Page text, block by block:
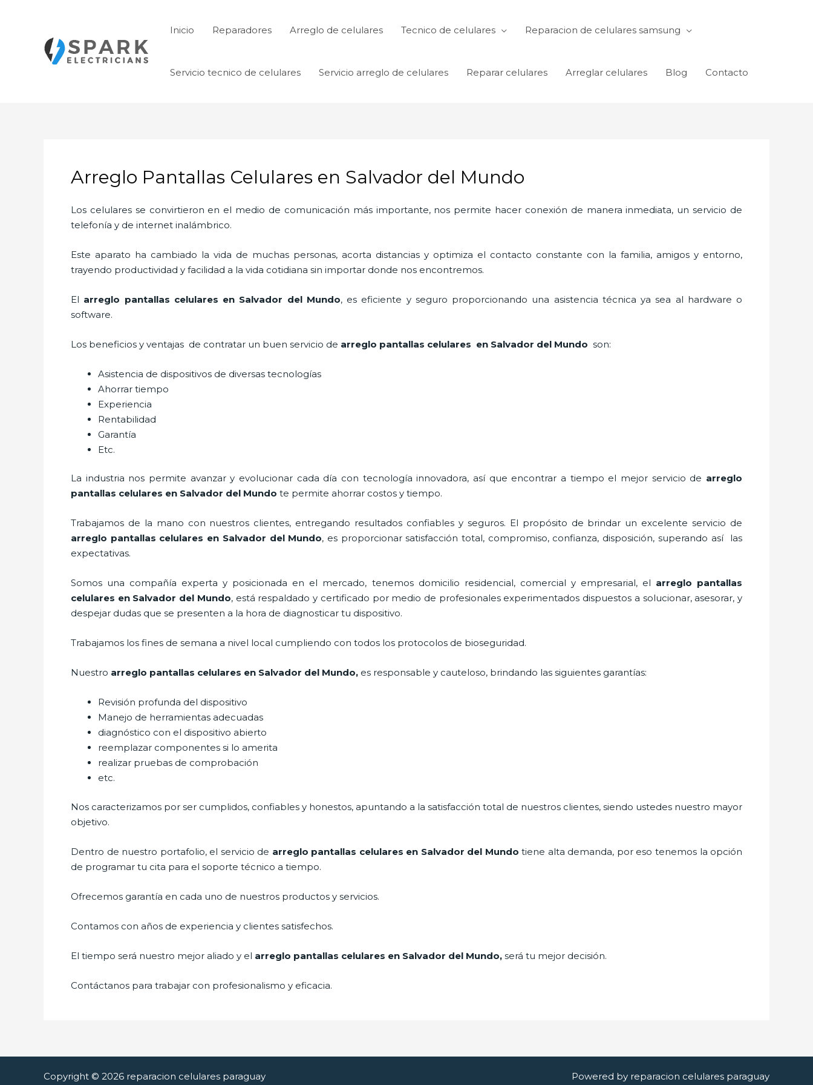
Inicio Reparadores Arreglo de celulares Tecnico de celulares Reparacion de celulares samsung
Servicio tecnico de celulares Servicio arreglo de celulares Reparar celulares Arreglar celulares Blog Contacto
Arreglo Pantallas Celulares en Salvador del Mundo
Los celulares se convirtieron en el medio de comunicación más importante, nos permite hacer conexión de manera inmediata, un servicio de
telefonía y de internet inalámbrico.
Este aparato ha cambiado la vida de muchas personas, acorta distancias y optimiza el contacto constante con la familia, amigos y entorno,
trayendo productividad y facilidad a la vida cotidiana sin importar donde nos encontremos.
El arreglo pantallas celulares en Salvador del Mundo, es eficiente y seguro proporcionando una asistencia técnica ya sea al hardware o
software.
Los beneficios y ventajas de contratar un buen servicio de arreglo pantallas celulares en Salvador del Mundo son:
Asistencia de dispositivos de diversas tecnologías
Ahorrar tiempo
Experiencia
Rentabilidad
Garantía
Etc.
La industria nos permite avanzar y evolucionar cada día con tecnología innovadora, así que encontrar a tiempo el mejor servicio de arreglo
pantallas celulares en Salvador del Mundo te permite ahorrar costos y tiempo.
Trabajamos de la mano con nuestros clientes, entregando resultados confiables y seguros. El propósito de brindar un excelente servicio de
arreglo pantallas celulares en Salvador del Mundo, es proporcionar satisfacción total, compromiso, confianza, disposición, superando así las
expectativas.
Somos una compañía experta y posicionada en el mercado, tenemos domicilio residencial, comercial y empresarial, el arreglo pantallas
celulares en Salvador del Mundo, está respaldado y certificado por medio de profesionales experimentados dispuestos a solucionar, asesorar, y
despejar dudas que se presenten a la hora de diagnosticar tu dispositivo.
Trabajamos los fines de semana a nivel local cumpliendo con todos los protocolos de bioseguridad.
Nuestro arreglo pantallas celulares en Salvador del Mundo, es responsable y cauteloso, brindando las siguientes garantías:
Revisión profunda del dispositivo
Manejo de herramientas adecuadas
diagnóstico con el dispositivo abierto
reemplazar componentes si lo amerita
realizar pruebas de comprobación
etc.
Nos caracterizamos por ser cumplidos, confiables y honestos, apuntando a la satisfacción total de nuestros clientes, siendo ustedes nuestro mayor
objetivo.
Dentro de nuestro portafolio, el servicio de arreglo pantallas celulares en Salvador del Mundo tiene alta demanda, por eso tenemos la opción
de programar tu cita para el soporte técnico a tiempo.
Ofrecemos garantía en cada uno de nuestros productos y servicios.
Contamos con años de experiencia y clientes satisfechos.
El tiempo será nuestro mejor aliado y el arreglo pantallas celulares en Salvador del Mundo, será tu mejor decisión.
Contáctanos para trabajar con profesionalismo y eficacia.
Copyright © 2026 reparacion celulares paraguay Powered by reparacion celulares paraguay